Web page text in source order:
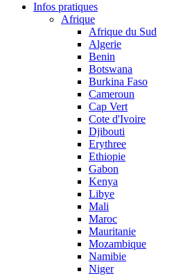
Infos pratiques
Afrique
Afrique du Sud
Algerie
Benin
Botswana
Burkina Faso
Cameroun
Cap Vert
Cote d'Ivoire
Djibouti
Erythree
Ethiopie
Gabon
Kenya
Libye
Mali
Maroc
Mauritanie
Mozambique
Namibie
Niger